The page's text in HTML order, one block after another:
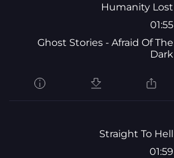
Humanity Lost
01:55
Ghost Stories - Afraid Of The
Dark
Straight To Hell
01:59